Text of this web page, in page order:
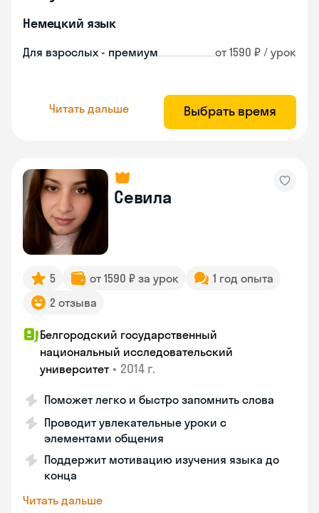
Немецкий язык
Для взрослых - премиум от 1590 ₽ / урок
Читать дальше Выбрать время
Севила
5 от 1590 ₽ за урок
1 год опыта
2 отзыва
Белгородский государственный
национальный исследовательский
университет • 2014 г.
Поможет легко и быстро запомнить слова
Проводит увлекательные уроки с
элементами общения
Поддержит мотивацию изучения языка до
конца
Читать дальше